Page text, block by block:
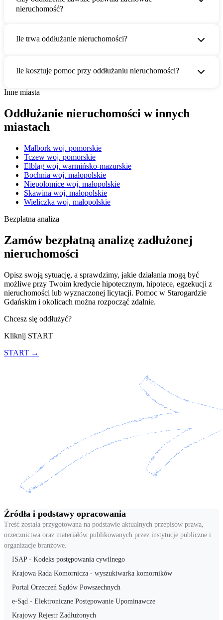
nieruchomość?
Ile trwa oddłużanie nieruchomości?
Ile kosztuje pomoc przy oddłużaniu nieruchomości?
Inne miasta
Oddłużanie nieruchomości w innych
miastach
Malbork woj. pomorskie
Tczew woj. pomorskie
Elbląg woj. warmińsko-mazurskie
Bochnia woj. małopolskie
Niepołomice woj. małopolskie
Skawina woj. małopolskie
Wieliczka woj. małopolskie
Bezpłatna analiza
Zamów bezpłatną analizę zadłużonej
nieruchomości
Opisz swoją sytuację, a sprawdzimy, jakie działania mogą być
możliwe przy Twoim kredycie hipotecznym, hipotece, egzekucji z
nieruchomości lub wyznaczonej licytacji. Pomoc w Starogardzie
Gdańskim i okolicach można rozpocząć zdalnie.
Chcesz się oddłużyć?
Kliknij START
START →
Źródła i podstawy opracowania
Treść została przygotowana na podstawie aktualnych przepisów prawa,
orzecznictwa oraz materiałów publikowanych przez instytucje publiczne i
organizacje branżowe.
ISAP - Kodeks postępowania cywilnego
Krajowa Rada Komornicza - wyszukiwarka komorników
Portal Orzeczeń Sądów Powszechnych
e-Sąd - Elektroniczne Postępowanie Upominawcze
Krajowy Rejestr Zadłużonych